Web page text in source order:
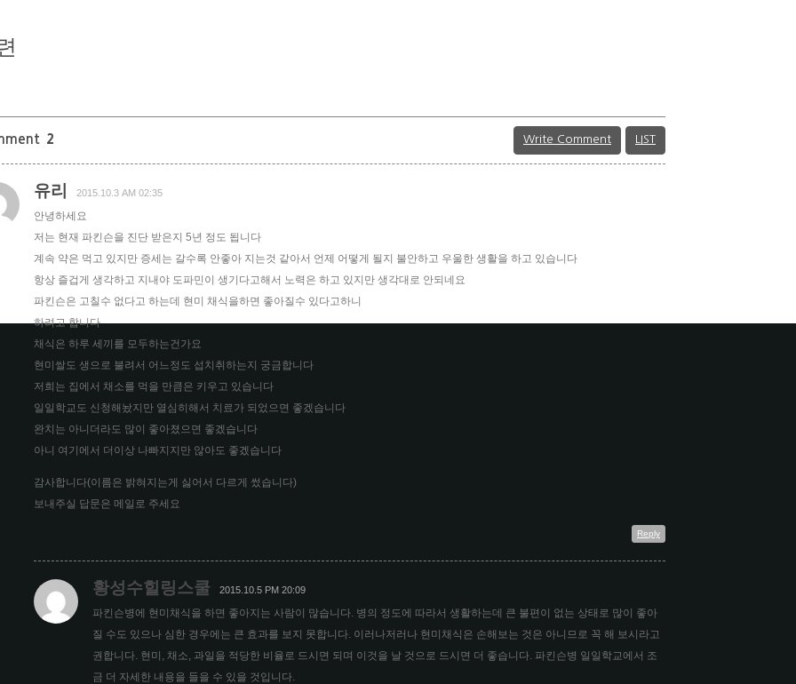
2 Write Comment LIST
유리 2015.10.3 AM 02:35
안녕하세요
저는 현재 파킨슨을 진단 받은지 5년 정도 됩니다
계속 약은 먹고 있지만 증세는 갈수록 안좋아 지는것 같아서 언제 어떻게 될지 불안하고 우울한 생활을 하고 있습니다
항상 즐겁게 생각하고 지내야 도파민이 생기다고해서 노력은 하고 있지만 생각대로 안되네요
파킨슨은 고칠수 없다고 하는데 현미 채식을하면 좋아질수 있다고하니
하려고 합니다
채식은 하루 세끼를 모두하는건가요
현미쌀도 생으로 불려서 어느정도 섭치취하는지 궁금합니다
저희는 집에서 채소를 먹을 만큼은 키우고 있습니다
일일학교도 신청해놨지만 열심히해서 치료가 되었으면 좋겠습니다
완치는 아니더라도 많이 좋아졌으면 좋겠습니다
아니 여기에서 더이상 나빠지지만 않아도 좋겠습니다
감사합니다(이름은 밝혀지는게 싫어서 다르게 썼습니다)
보내주실 답문은 메일로 주세요
Reply
황성수힐링스쿨 2015.10.5 PM 20:09
파킨슨병에 현미채식을 하면 좋아지는 사람이 많습니다. 병의 정도에 따라서 생활하는데 큰 불편이 없는 상태로 많이 좋아
질 수도 있으나 심한 경우에는 큰 효과를 보지 못합니다. 이러나저러나 현미채식은 손해보는 것은 아니므로 꼭 해 보시라고
권합니다. 현미, 채소, 과일을 적당한 비율로 드시면 되며 이것을 날 것으로 드시면 더 좋습니다. 파킨슨병 일일학교에서 조
금 더 자세한 내용을 들을 수 있을 것입니다.